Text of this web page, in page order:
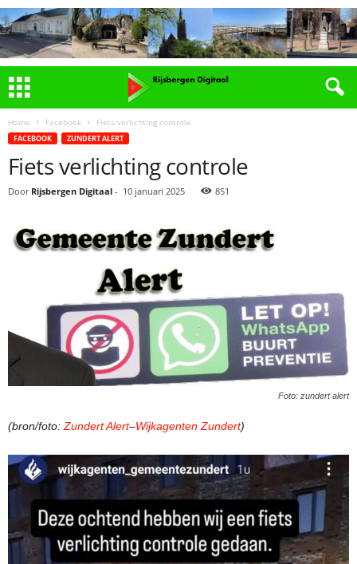
Home Facebook Fiets verlichting controle
FACEBOOK ZUNDERT ALERT
Fiets verlichting controle
Door Rijsbergen Digitaal - 10 januari 2025 851
Foto: zundert alert
(bron/foto:Zundert Alert–Wijkagenten Zundert)